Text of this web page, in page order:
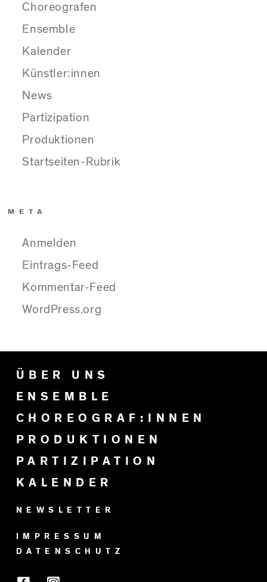
Choreografen
Ensemble
Kalender
Künstler:innen
News
Partizipation
Produktionen
Startseiten-Rubrik
META
Anmelden
Eintrags-Feed
Kommentar-Feed
WordPress.org
ÜBER UNS
ENSEMBLE
CHOREOGRAF:INNEN
PRODUKTIONEN
PARTIZIPATION
KALENDER
NEWSLETTER
IMPRESSUM
DATENSCHUTZ